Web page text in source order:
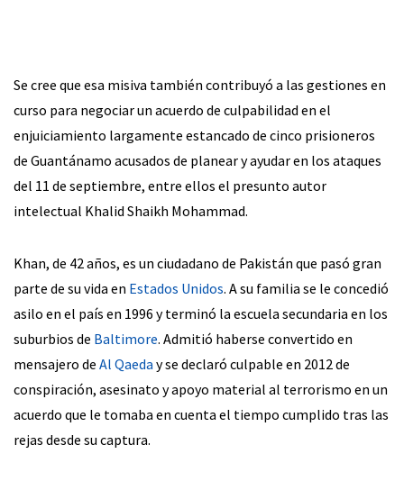
Se cree que esa misiva también contribuyó a las gestiones en
curso para negociar un acuerdo de culpabilidad en el
enjuiciamiento largamente estancado de cinco prisioneros
de Guantánamo acusados de planear y ayudar en los ataques
del 11 de septiembre, entre ellos el presunto autor
intelectual Khalid Shaikh Mohammad.
Khan, de 42 años, es un ciudadano de Pakistán que pasó gran
parte de su vida en Estados Unidos. A su familia se le concedió
asilo en el país en 1996 y terminó la escuela secundaria en los
suburbios de Baltimore. Admitió haberse convertido en
mensajero de Al Qaeda y se declaró culpable en 2012 de
conspiración, asesinato y apoyo material al terrorismo en un
acuerdo que le tomaba en cuenta el tiempo cumplido tras las
rejas desde su captura.